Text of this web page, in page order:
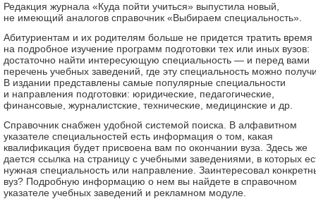
Редакция журнала «Куда пойти учиться» выпустила новый,
не имеющий аналогов справочник «Выбираем специальность».
Абитуриентам и их родителям больше не придется тратить время
на подробное изучение программ подготовки тех или иных вузов:
достаточно найти интересующую специальность — и перед вами
перечень учебных заведений, где эту специальность можно
В издании представлены самые популярные специальности
и направления подготовки: юридические, педагогические,
финансовые, журналистские, технические, медицинские и др.
Справочник снабжен удобной системой поиска. В алфавитном
указателе специальностей есть информация о том, какая
квалификация будет присвоена вам по окончании вуза. Здесь же
дается ссылка на страницу с учебными заведениями, в которых
нужная специальность или направление. Заинтересовал
вуз? Подробную информацию о нем вы найдете в справочном
указателе учебных заведений и рекламном модуле.